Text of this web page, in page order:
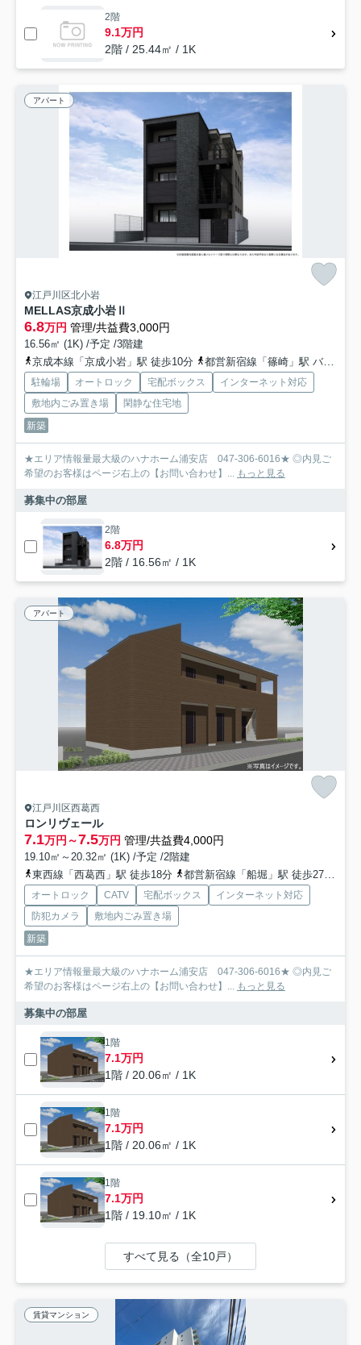
2階
9.1万円
2階 / 25.44㎡ / 1K
アパート
江戸川区北小岩
MELLAS京成小岩Ⅱ
6.8万円 管理/共益費3,000円
16.56㎡ (1K) /予定 /3階建
京成本線「京成小岩」駅 徒歩10分
都営新宿線「篠崎」駅 バス19分 京成バス東京「小岩駅前」 停歩26分
駐輪場 オートロック 宅配ボックス
インターネット対応
敷地内ごみ置き場
閑静な住宅地
新築
★エリア情報量最大級のハナホーム浦安店 047-306-6016★ ◎内見ご
希望のお客様はページ右上の【お問い合わせ】... もっと見る
募集中の部屋
2階
6.8万円
2階 / 16.56㎡ / 1K
アパート
江戸川区西葛西
ロンリヴェール
7.1万円～7.5万円 管理/共益費4,000円
19.10㎡～20.32㎡ (1K) /予定 /2階建
東西線「西葛西」駅 徒歩18分
都営新宿線「船堀」駅 徒歩27分
オートロック CATV 宅配ボックス
インターネット対応
防犯カメラ
敷地内ごみ置き場
新築
★エリア情報量最大級のハナホーム浦安店 047-306-6016★ ◎内見ご
希望のお客様はページ右上の【お問い合わせ】... もっと見る
募集中の部屋
1階
7.1万円
1階 / 20.06㎡ / 1K
1階
7.1万円
1階 / 20.06㎡ / 1K
1階
7.1万円
1階 / 19.10㎡ / 1K
すべて見る（全10戸）
賃貸マンション